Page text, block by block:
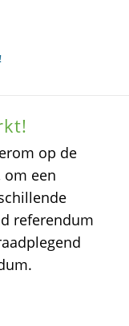
op de
om een
referendum